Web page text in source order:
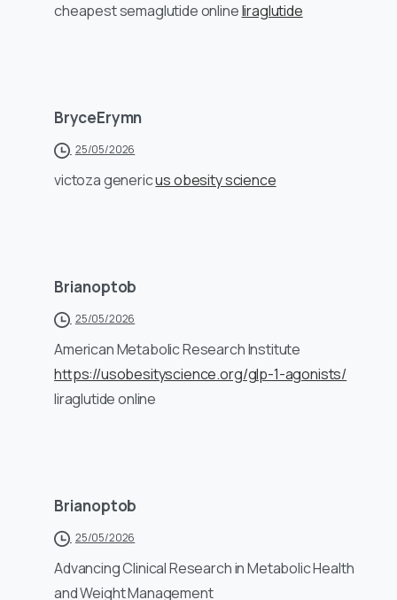
cheapest semaglutide onlineliraglutide
BryceErymn
25/05/2026
victoza genericus obesity science
Brianoptob
25/05/2026
American Metabolic Research Institute
https://usobesityscience.org/glp-1-agonists/
liraglutide online
Brianoptob
25/05/2026
Advancing Clinical Research in Metabolic Health
and Weight Management